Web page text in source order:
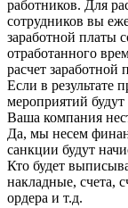
работников. Для
сотрудников вы
заработной платы
отработанного
расчет заработной
Если в результате
мероприятий
Ваша компания
Да, мы несем
санкции будут
Кто будет
накладные, счета,
ордера и т.д.